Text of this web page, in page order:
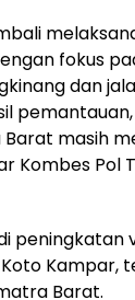
fokus
dan
masih
Kombes Pol
peningkatan
Koto Kampar,
Barat.